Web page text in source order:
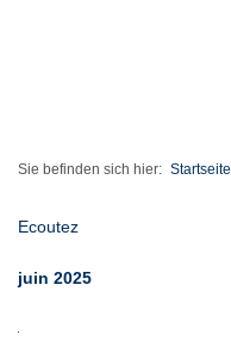
Sie befinden sich hier: Startseite
Ecoutez
juin 2025